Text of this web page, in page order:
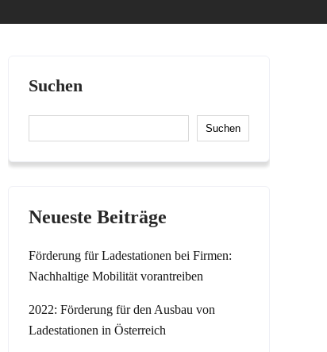
Suchen
Suchen
Neueste Beiträge
Förderung für Ladestationen bei Firmen:
Nachhaltige Mobilität vorantreiben
2022: Förderung für den Ausbau von
Ladestationen in Österreich